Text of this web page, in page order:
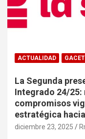
ACTUALIDAD
La Segunda
Integrado 24/
compromisos
estratégica
diciembre 23, 2025